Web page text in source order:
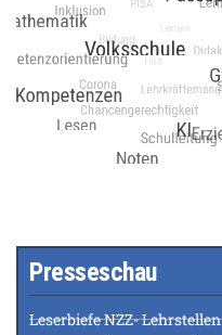
Presseschau
Leserbiefe NZZ- Lehrstellen